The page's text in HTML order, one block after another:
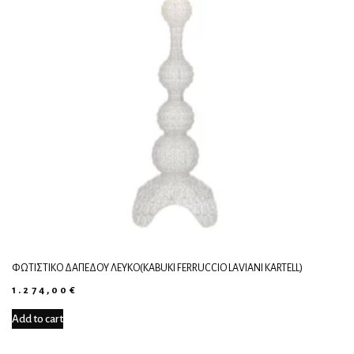
ΦΩΤΙΣΤΙΚΌ ΔΑΠΈΔΟΥ ΛΕΥΚΌ(KABUKI FERRUCCIO LAVIANI KARTELL)
1.274,00 €
Add to cart